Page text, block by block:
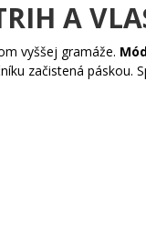
A
vyššej gramáže.
začistená páskou.